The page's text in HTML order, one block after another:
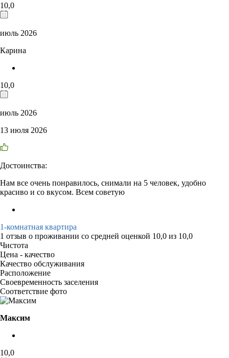
10,0
июль 2026
Карина
10,0
июль 2026
13 июля 2026
Достоинства:
Нам все очень понравилось, снимали на 5 человек, удобно
красиво и со вкусом. Всем советую
1-комнатная квартира
1 отзыв о проживании со средней оценкой 10,0 из 10,0
Чистота
Цена - качество
Качество обслуживания
Расположение
Своевременность заселения
Соответствие фото
Максим
10,0